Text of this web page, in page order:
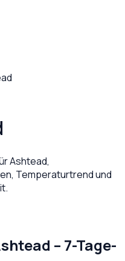
Ashtead,
Temperaturtrend und
– 7-Tage-